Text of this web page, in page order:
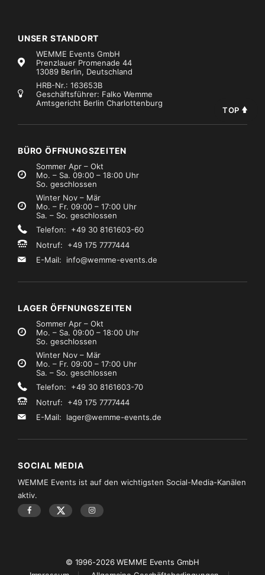
UNSER STANDORT
WEMME Events GmbH
Prenzlauer Promenade 44
13089 Berlin, Deutschland
HRB-Nr.: 163653B
Geschäftsführer: Falko Wemme
Amtsgericht Berlin Charlottenburg
BÜRO ÖFFNUNGSZEITEN
Sommer Apr – Okt
Mo. – Sa. 09:00 – 18:00 Uhr
So. geschlossen
Winter Nov – Mär
Mo. – Fr. 09:00 – 17:00 Uhr
Sa. – So. geschlossen
Telefon: +49 30 8161603-60
Notruf: +49 175 7777444
E-Mail: info@wemme-events.de
LAGER ÖFFNUNGSZEITEN
Sommer Apr – Okt
Mo. – Sa. 09:00 – 18:00 Uhr
So. geschlossen
Winter Nov – Mär
Mo. – Fr. 09:00 – 17:00 Uhr
Sa. – So. geschlossen
Telefon: +49 30 8161603-70
Notruf: +49 175 7777444
E-Mail: lager@wemme-events.de
SOCIAL MEDIA
WEMME Events ist auf den wichtigsten Social-Media-Kanälen
aktiv.
© 1996-2026 WEMME Events GmbH
TOP